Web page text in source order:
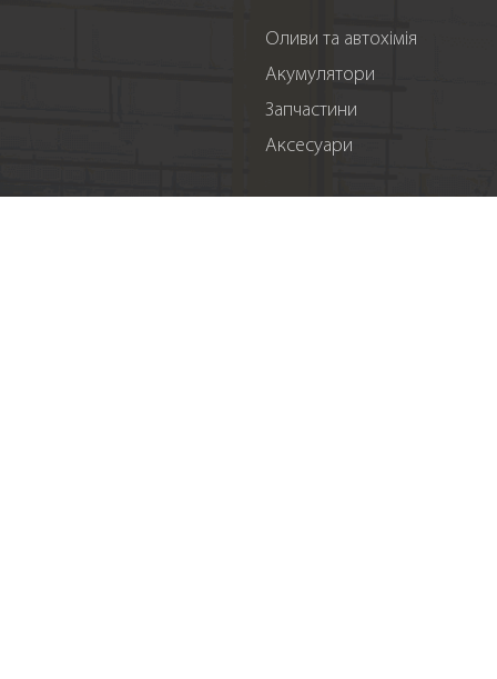
Оливи та автохімія
Акумулятори
Запчастини
Аксесуари